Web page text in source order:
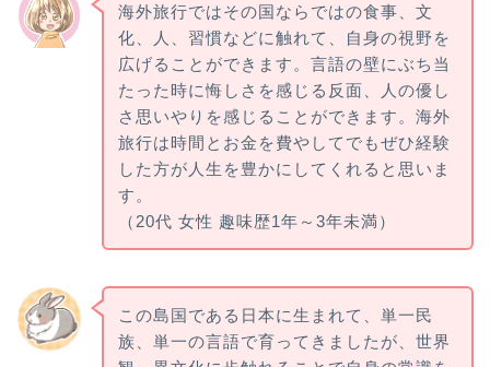
海外旅行ではその国ならではの食事、文
化、人、習慣などに触れて、自身の視野を
広げることができます。言語の壁にぶち当
たった時に悔しさを感じる反面、人の優し
さ思いやりを感じることができます。海外
旅行は時間とお金を費やしてでもぜひ経験
した方が人生を豊かにしてくれると思いま
す。
（20代 女性 趣味歴1年～3年未満）
この島国である日本に生まれて、単一民
族、単一の言語で育ってきましたが、世界